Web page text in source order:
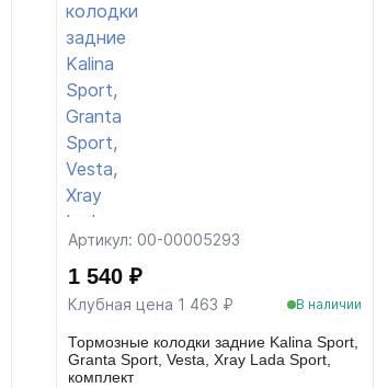
Артикул: 00-00005293
1 540 ₽
Клубная цена 1 463 ₽ В наличии
Тормозные колодки задние Kalina Sport,
Granta Sport, Vesta, Xray Lada Sport,
комплект